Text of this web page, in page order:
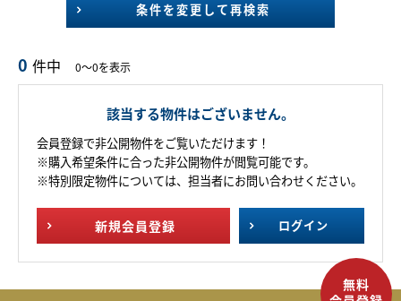
条件を変更して再検索
0 件中 0～0を表示
該当する物件はございません。
会員登録で非公開物件をご覧いただけます！
※購入希望条件に合った非公開物件が閲覧可能です。
※特別限定物件については、担当者にお問い合わせください。
新規会員登録 ログイン